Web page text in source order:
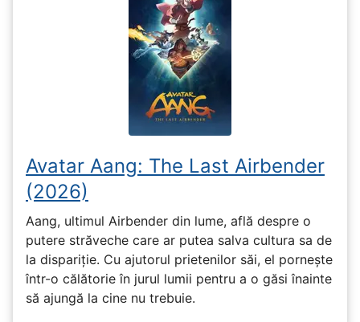
Avatar Aang: The Last Airbender
(2026)
Aang, ultimul Airbender din lume, află despre o
putere străveche care ar putea salva cultura sa de
la dispariție. Cu ajutorul prietenilor săi, el pornește
într-o călătorie în jurul lumii pentru a o găsi înainte
să ajungă la cine nu trebuie.